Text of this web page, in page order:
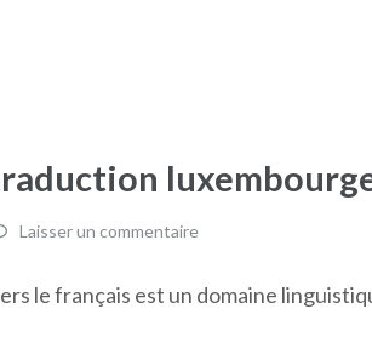
Laisser un commentaire
le français est un domaine